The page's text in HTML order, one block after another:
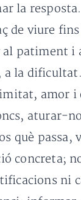
la
de viure
patiment i
a la
amor i
aturar-
què passa,
concreta;
ni